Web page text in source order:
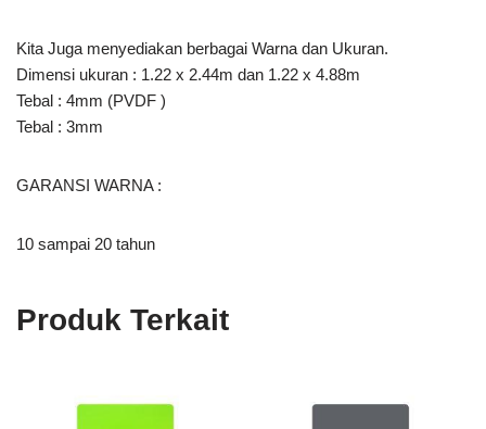
Kita Juga menyediakan berbagai Warna dan Ukuran.
Dimensi ukuran : 1.22 x 2.44m dan 1.22 x 4.88m
Tebal : 4mm (PVDF )
Tebal : 3mm
GARANSI WARNA :
10 sampai 20 tahun
Produk Terkait